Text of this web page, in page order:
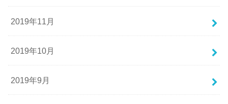
2019年11月
2019年10月
2019年9月